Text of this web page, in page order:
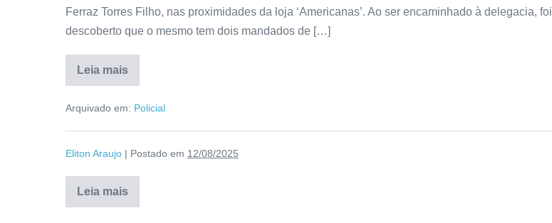
Ferraz Torres Filho, nas proximidades da loja ‘Americanas’. Ao ser encaminhado à delegacia, foi
descoberto que o mesmo tem dois mandados de […]
Leia mais
Arquivado em: Policial
Eliton Araujo | Postado em 12/08/2025
Leia mais